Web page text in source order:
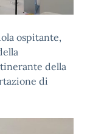
ospitante,
della
di